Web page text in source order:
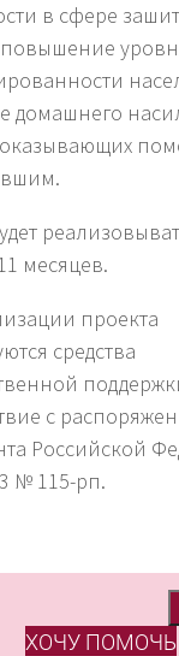
в сфере
домашнего
оказывающих
месяцев.
проекта
средства
с
Российской
№ 115-рп.
ХОЧУ ПОМОЧЬ